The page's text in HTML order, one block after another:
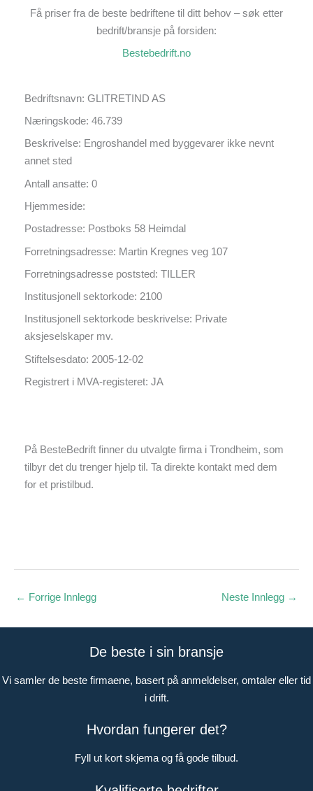
Få priser fra de beste bedriftene til ditt behov – søk etter
bedrift/bransje på forsiden:
Bestebedrift.no
Bedriftsnavn: GLITRETIND AS
Næringskode: 46.739
Beskrivelse: Engroshandel med byggevarer ikke nevnt
annet sted
Antall ansatte: 0
Hjemmeside:
Postadresse: Postboks 58 Heimdal
Forretningsadresse: Martin Kregnes veg 107
Forretningsadresse poststed: TILLER
Institusjonell sektorkode: 2100
Institusjonell sektorkode beskrivelse: Private
aksjeselskaper mv.
Stiftelsesdato: 2005-12-02
Registrert i MVA-registeret: JA
På BesteBedrift finner du utvalgte firma i Trondheim, som
tilbyr det du trenger hjelp til. Ta direkte kontakt med dem
for et pristilbud.
← Forrige Innlegg Neste Innlegg →
De beste i sin bransje
Vi samler de beste firmaene, basert på anmeldelser, omtaler eller tid
i drift.
Hvordan fungerer det?
Fyll ut kort skjema og få gode tilbud.